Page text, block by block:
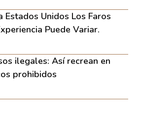
Estados Unidos Los Faros
Puede Variar.
ilegales: Así recrean en
prohibidos